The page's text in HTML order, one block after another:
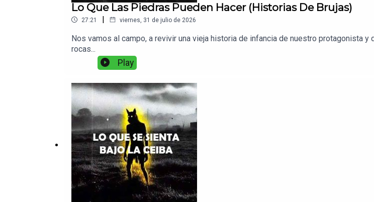
Lo Que Las Piedras Pueden Hacer (Historias De Brujas)
27:21 | viernes, 31 de julio de 2026
Nos vamos al campo, a revivir una vieja historia de infancia de nuestro protagonista
rocas...
Play